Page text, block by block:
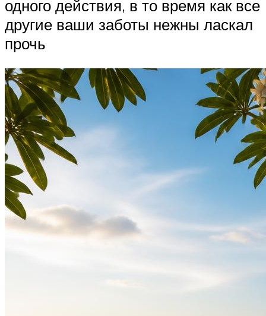
одного действия, в то время как все
другие ваши заботы нежны ласкал
прочь